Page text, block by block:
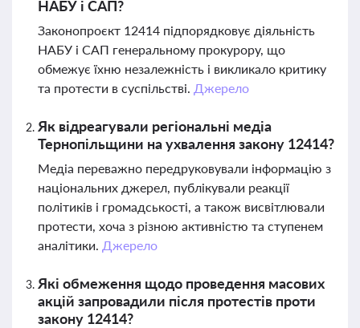
НАБУ і САП?
Законопроєкт 12414 підпорядковує діяльність
НАБУ і САП генеральному прокурору, що
обмежує їхню незалежність і викликало критику
та протести в суспільстві. Джерело
Як відреагували регіональні медіа
Тернопільщини на ухвалення закону 12414?
Медіа переважно передруковували інформацію з
національних джерел, публікували реакції
політиків і громадськості, а також висвітлювали
протести, хоча з різною активністю та ступенем
аналітики. Джерело
Які обмеження щодо проведення масових
акцій запровадили після протестів проти
закону 12414?